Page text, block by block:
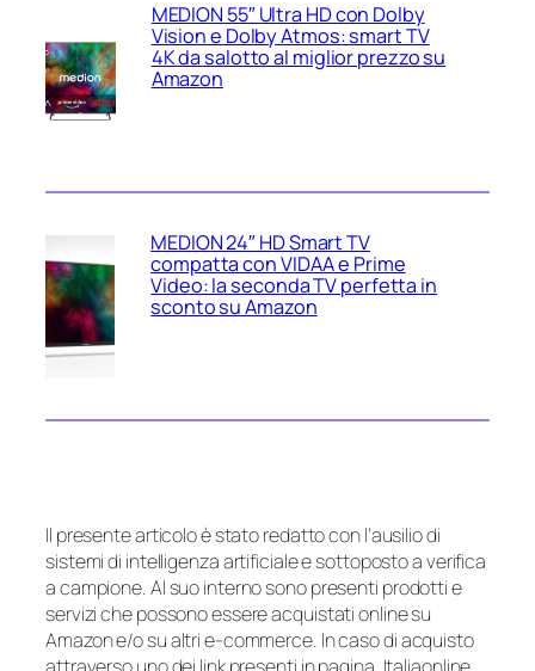
MEDION 55″ Ultra HD con Dolby
Vision e Dolby Atmos: smart TV
4K da salotto al miglior prezzo su
Amazon
MEDION 24″ HD Smart TV
compatta con VIDAA e Prime
Video: la seconda TV perfetta in
sconto su Amazon
Il presente articolo è stato redatto con l’ausilio di
sistemi di intelligenza artificiale e sottoposto a verifica
a campione. Al suo interno sono presenti prodotti e
servizi che possono essere acquistati online su
Amazon e/o su altri e-commerce. In caso di acquisto